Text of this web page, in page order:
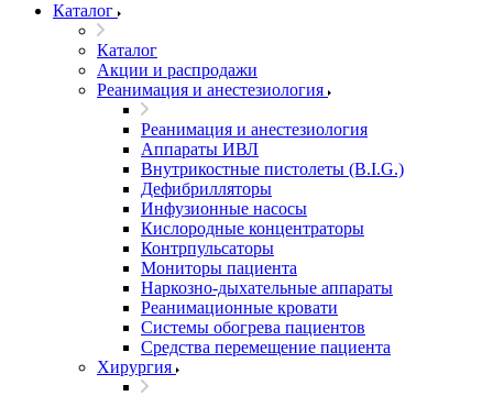
Каталог
Каталог
Акции и распродажи
Реанимация и анестезиология
Реанимация и анестезиология
Аппараты ИВЛ
Внутрикостные пистолеты (B.I.G.)
Дефибрилляторы
Инфузионные насосы
Кислородные концентраторы
Контрпульсаторы
Мониторы пациента
Наркозно-дыхательные аппараты
Реанимационные кровати
Системы обогрева пациентов
Средства перемещение пациента
Хирургия